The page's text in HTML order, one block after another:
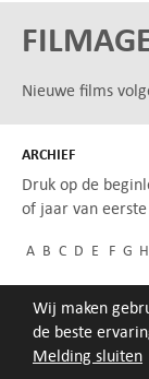
Melding sluiten
Wij maken
de beste
Nieuwe films
ARCHIEF
Druk op de
of jaar van eerste
A B C D E F G H